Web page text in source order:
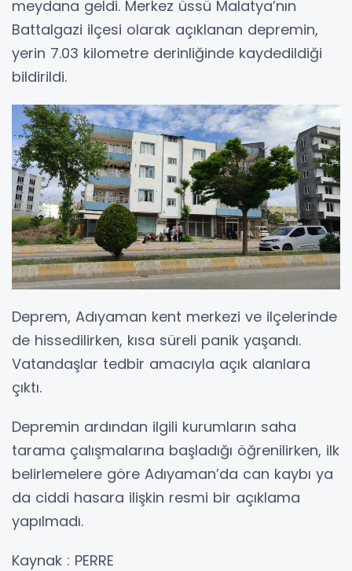
meydana geldi. Merkez üssü Malatya’nın
Battalgazi ilçesi olarak açıklanan depremin,
yerin 7.03 kilometre derinliğinde kaydedildiği
bildirildi.
Deprem, Adıyaman kent merkezi ve ilçelerinde
de hissedilirken, kısa süreli panik yaşandı.
Vatandaşlar tedbir amacıyla açık alanlara
çıktı.
Depremin ardından ilgili kurumların saha
tarama çalışmalarına başladığı öğrenilirken, ilk
belirlemelere göre Adıyaman’da can kaybı ya
da ciddi hasara ilişkin resmi bir açıklama
yapılmadı.
Kaynak : PERRE